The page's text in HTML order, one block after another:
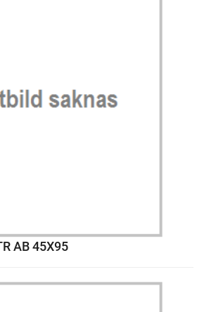
AB 45X95